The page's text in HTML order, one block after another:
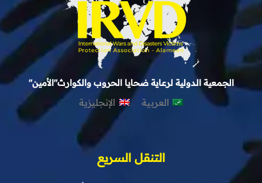
الجمعية الدولية لرعاية ضحايا الحروب والكوارث"الأمين"
العربية الإنجليزية
التنقل السريع